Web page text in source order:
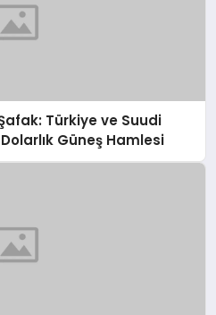
Türkiye ve Suudi
Güneş Hamlesi